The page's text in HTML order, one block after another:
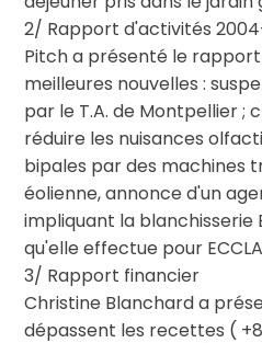
2/ Rapport d'activités
Pitch a présenté le
meilleures nouvelles :
par le T.A. de Montpellier
réduire les nuisances
bipales par des machines
éolienne, annonce d'un
impliquant la blanchisserie
qu'elle effectue pour
3/ Rapport financier
Christine Blanchard a
dépassent les recettes (